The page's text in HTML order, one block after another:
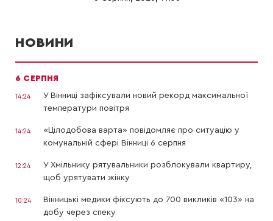
НОВИНИ
6 СЕРПНЯ
14:24
У Вінниці зафіксували новий рекорд максимальної
температури повітря
14:24
«Цілодобова варта» повідомляє про ситуацію у
комунальній сфері Вінниці 6 серпня
12:24
У Хмільнику рятувальники розблокували квартиру,
щоб урятувати жінку
10:24
Вінницькі медики фіксують до 700 викликів «103» на
добу через спеку